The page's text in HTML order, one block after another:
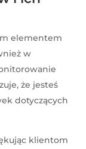
elementem
w
że jesteś
dotyczących
klientom